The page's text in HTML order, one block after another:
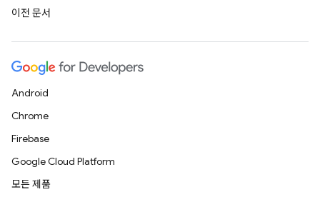
이전 문서
Android
Chrome
Firebase
Google Cloud Platform
모든 제품